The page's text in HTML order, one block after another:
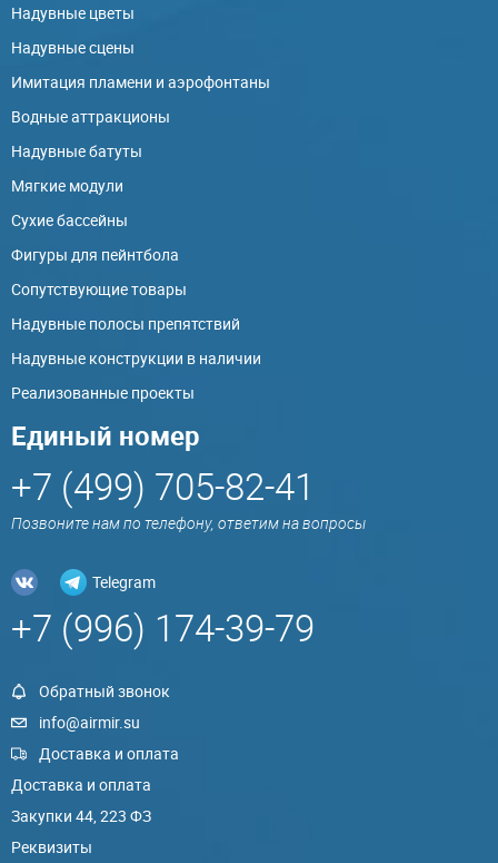
Надувные цветы
Надувные сцены
Имитация пламени и аэрофонтаны
Водные аттракционы
Надувные батуты
Мягкие модули
Сухие бассейны
Фигуры для пейнтбола
Сопутствующие товары
Надувные полосы препятствий
Надувные конструкции в наличии
Реализованные проекты
Единый номер
+7 (499) 705-82-41
Позвоните нам по телефону, ответим на вопросы
Telegram
+7 (996) 174-39-79
Обратный звонок
info@airmir.su
Доставка и оплата
Доставка и оплата
Закупки 44, 223 ФЗ
Реквизиты